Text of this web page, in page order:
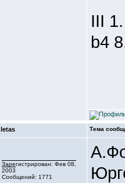
III
b4
letas Тема
Зарегистрирован: Фев 08,
2003
Сообщений: 1771